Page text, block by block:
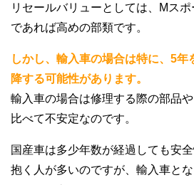
リセールバリューとしては、Mス
であれば高めの部類です。
しかし、輸入車の場合は特に、5年
降する可能性があります。
輸入車の場合は修理する際の部品
比べて不安定なのです。
国産車は多少年数が経過しても安
抱く人が多いのですが、輸入車と